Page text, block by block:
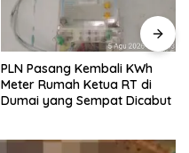
PLN Pasang Kembali KWh
Meter Rumah Ketua RT di
Dumai yang Sempat Dicabut